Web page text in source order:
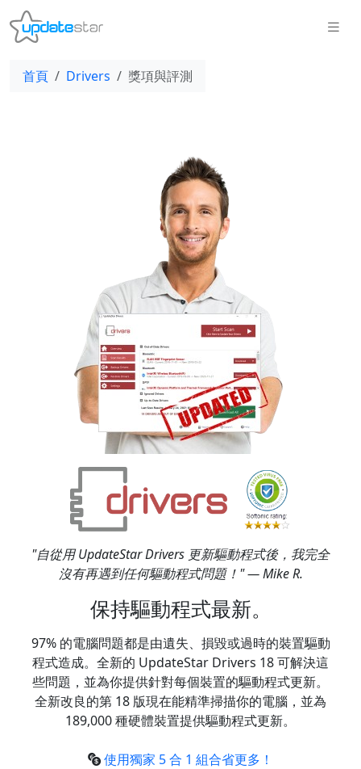
首頁 Drivers 獎項與評測
"自從用 UpdateStar Drivers 更新驅動程式後，我完全
沒有再遇到任何驅動程式問題！" — Mike R.
保持驅動程式最新。
97% 的電腦問題都是由遺失、損毀或過時的裝置驅動
程式造成。全新的 UpdateStar Drivers 18 可解決這
些問題，並為你提供針對每個裝置的驅動程式更新。
全新改良的第 18 版現在能精準掃描你的電腦，並為
189,000 種硬體裝置提供驅動程式更新。
使用獨家 5 合 1 組合省更多！